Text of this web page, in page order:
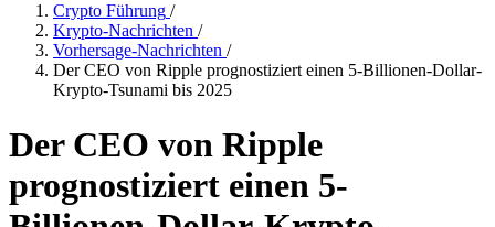
Crypto Führung /
Krypto-Nachrichten /
Vorhersage-Nachrichten /
Der CEO von Ripple prognostiziert einen 5-Billionen-Dollar-
Krypto-Tsunami bis 2025
Der CEO von Ripple
prognostiziert einen 5-